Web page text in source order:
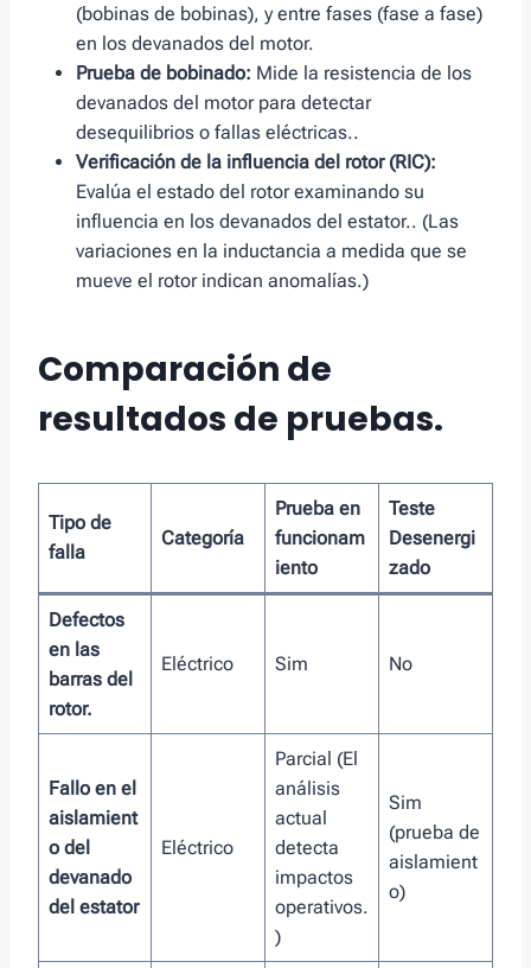
(bobinas de bobinas), y entre fases (fase a fase)
en los devanados del motor.
Prueba de bobinado: Mide la resistencia de los
devanados del motor para detectar
desequilibrios o fallas eléctricas..
Verificación de la influencia del rotor (RIC):
Evalúa el estado del rotor examinando su
influencia en los devanados del estator.. (Las
variaciones en la inductancia a medida que se
mueve el rotor indican anomalías.)
Comparación de
resultados de pruebas.
Tipo de
falla
Categoría
Prueba en
funcionam
iento
Teste
Desenergi
zado
Defectos
en las
barras del
rotor.
Eléctrico Sim No
Fallo en el
aislamient
o del
devanado
del estator
Eléctrico
Parcial (El
análisis
actual
detecta
impactos
operativos.
)
Sim
(prueba de
aislamient
o)